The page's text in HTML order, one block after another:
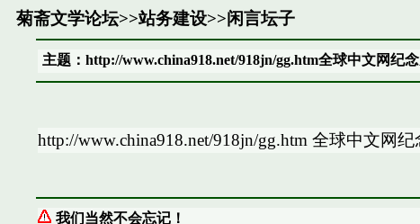
菊斋文学论坛>>站务建设>>闲言坛子
主题：http://www.china918.net/918jn/gg.htm全球中文网纪
http://www.china918.net/918jn/gg.htm 全球中文网
我们当然不会忘记！